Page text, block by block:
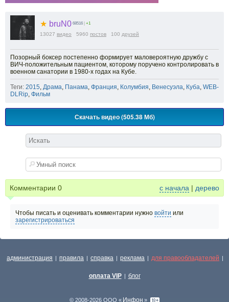
★ bruN0 68516 | +1
13027 видео 5960 постов 100 друзей
Позорный боксер постепенно формирует маловероятную дружбу с
ВИЧ-положительным пациентом, которому поручено контролировать в
военном санатории в 1980-х годах на Кубе.
Теги: 2015 Драма Панама Франция Колумбия Венесуэла Куба WEB-
DLRip Фильм
Скачать видео (505.38 Мб)
Комментарии 0 с начала | дерево
Чтобы писать и оценивать комментарии нужно войти или
зарегистрироваться
администрация | правила | справка | реклама | для правообладателей |
оплата VIP | блог
© 2008-2026 ООО « Инфон »